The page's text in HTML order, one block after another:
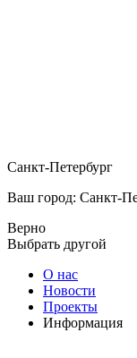
Санкт-Петербург
Ваш город: Санкт-
Верно
Выбрать другой
О нас
Новости
Проекты
Информация